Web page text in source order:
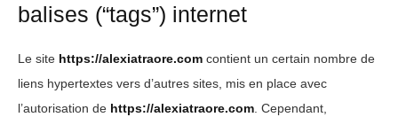
balises (“tags”) internet
Le site https://alexiatraore.com contient un certain nombre de
liens hypertextes vers d’autres sites, mis en place avec
l’autorisation de https://alexiatraore.com . Cependant,